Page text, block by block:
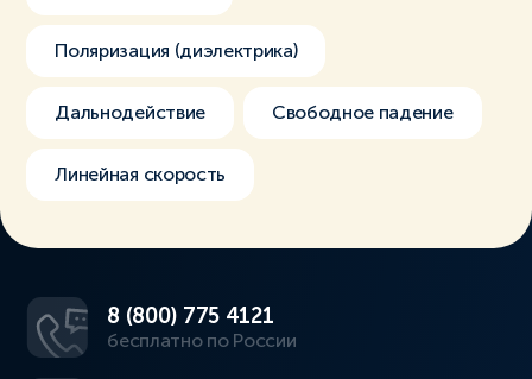
Поляризация (диэлектрика)
Дальнодействие Свободное падение
Линейная скорость
8 (800) 775 4121
бесплатно по России